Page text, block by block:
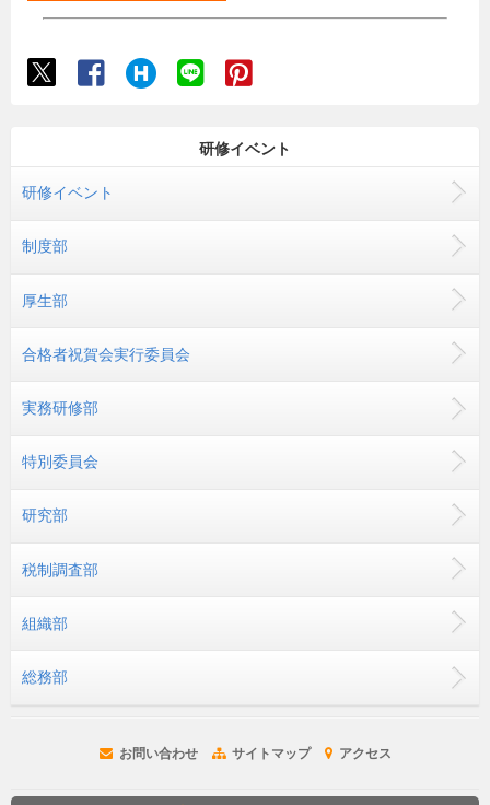
研修イベント
研修イベント
制度部
厚生部
合格者祝賀会実行委員会
実務研修部
特別委員会
研究部
税制調査部
組織部
総務部
お問い合わせ サイトマップ アクセス